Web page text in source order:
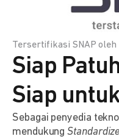
Tersertifikasi SNAP oleh
Siap
Siap
Sebagai penyedia
mendukung